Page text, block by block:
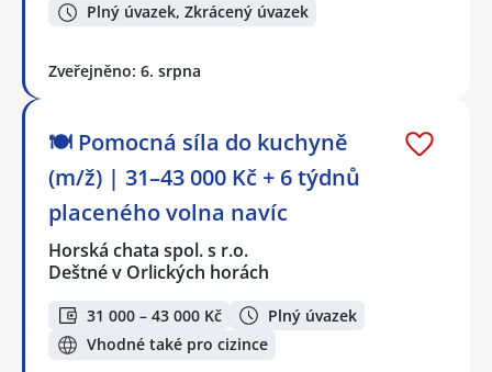
Plný úvazek, Zkrácený úvazek
Zveřejněno: 6. srpna
🍽️ Pomocná síla do kuchyně
(m/ž) | 31–43 000 Kč + 6 týdnů
placeného volna navíc
Horská chata spol. s r.o.
Deštné v Orlických horách
31 000 – 43 000 Kč
Plný úvazek
Vhodné také pro cizince